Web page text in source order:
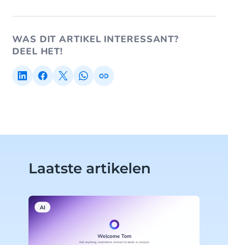
WAS DIT ARTIKEL INTERESSANT?
DEEL HET!
Laatste artikelen
AI